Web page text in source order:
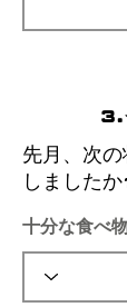
3.
先月、次
しましたか
十分な食べ